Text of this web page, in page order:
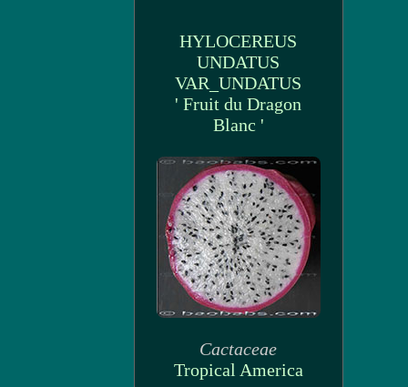
HYLOCEREUS
UNDATUS
VAR_UNDATUS
' Fruit du Dragon
Blanc '
Cactaceae
Tropical America